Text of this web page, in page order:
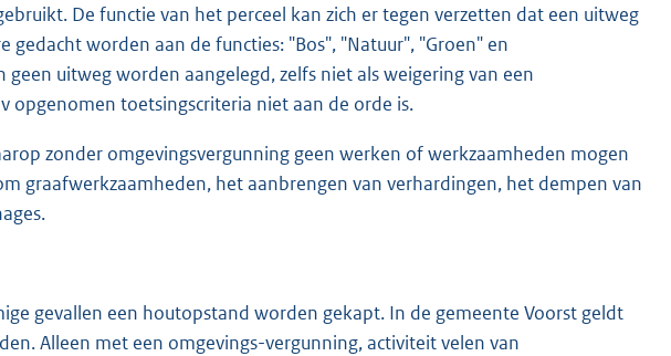
De functie van het perceel kan zich er tegen verzetten dat een uitweg
worden aan de functies: "Bos", "Natuur", "Groen" en
uitweg worden aangelegd, zelfs niet als weigering van een
opgenomen toetsingscriteria niet aan de orde is.
zonder omgevingsvergunning geen werken of werkzaamheden mogen
graafwerkzaamheden, het aanbrengen van verhardingen, het dempen van
gevallen een houtopstand worden gekapt. In de gemeente Voorst geldt
Alleen met een omgevings-vergunning, activiteit velen van